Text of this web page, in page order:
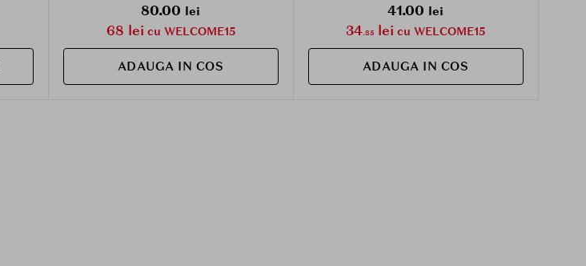
sebumului - 125 ml
80.00 lei
68 lei cu WELCOME15
ADAUGA IN COS
41.00 lei
34.85 lei cu WELCOME15
ADAUGA IN COS